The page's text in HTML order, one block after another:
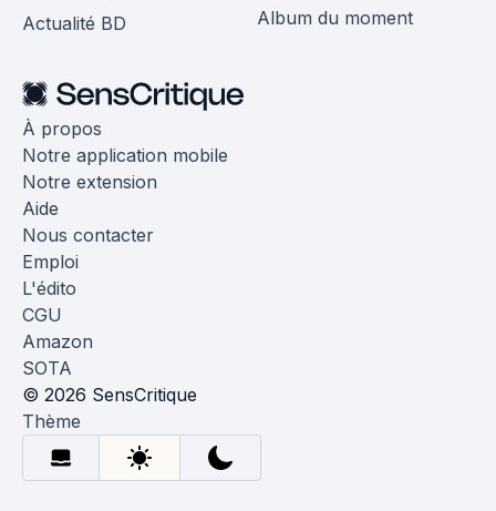
Actualité BD
Album du moment
À propos
Notre application mobile
Notre extension
Aide
Nous contacter
Emploi
L'édito
CGU
Amazon
SOTA
© 2026 SensCritique
Thème